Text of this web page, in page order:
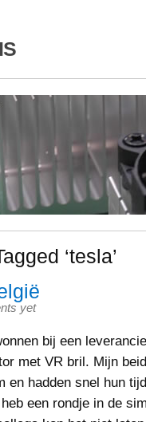
‘tesla’
yet
bij een
met VR bril. Mijn
en hadden snel hun
een rondje in de